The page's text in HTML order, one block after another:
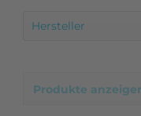
Hersteller
Classic Line
Produkte